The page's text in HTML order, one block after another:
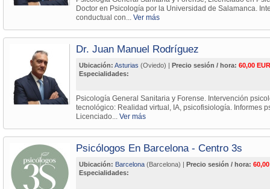
Doctor en Psicología por la Universidad de Salamanca.
conductual con... Ver más
Dr. Juan Manuel Rodríguez
Ubicación: Asturias (Oviedo) | Precio sesión / hora: 60,00
Especialidades:
Psicología General Sanitaria y Forense. Intervención
tecnológico: Realidad virtual, IA, psicofisiología. Informes
Licenciado... Ver más
Psicólogos En Barcelona - Centro 3s
Ubicación: Barcelona (Barcelona) | Precio sesión / hora:
Especialidades: